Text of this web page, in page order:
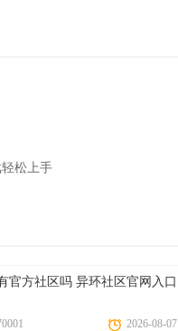
松上手
官方社区吗 异环社区官网入口
2026-08-07